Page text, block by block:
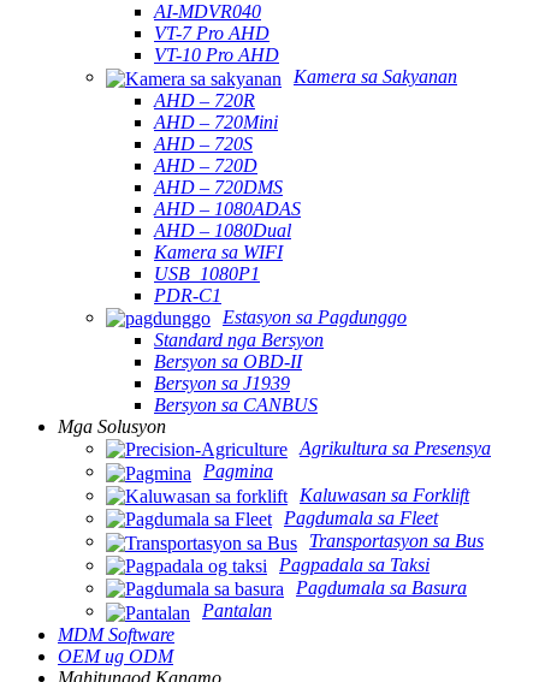
AI-MDVR040
VT-7 Pro AHD
VT-10 Pro AHD
Kamera sa Sakyanan
AHD – 720R
AHD – 720Mini
AHD – 720S
AHD – 720D
AHD – 720DMS
AHD – 1080ADAS
AHD – 1080Dual
Kamera sa WIFI
USB_1080P1
PDR-C1
Estasyon sa Pagdunggo
Standard nga Bersyon
Bersyon sa OBD-II
Bersyon sa J1939
Bersyon sa CANBUS
Mga Solusyon
Agrikultura sa Presensya
Pagmina
Kaluwasan sa Forklift
Pagdumala sa Fleet
Transportasyon sa Bus
Pagpadala sa Taksi
Pagdumala sa Basura
Pantalan
MDM Software
OEM ug ODM
Mahitungod Kanamo